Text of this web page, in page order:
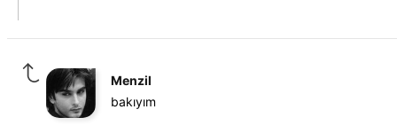
Menzil
bakıyım